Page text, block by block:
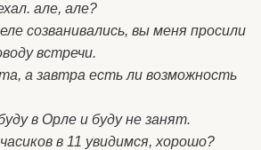
але, але?
созванивались, вы меня просили
встречи.
а завтра есть ли возможность
в Орле и буду не занят.
в 11 увидимся, хорошо?